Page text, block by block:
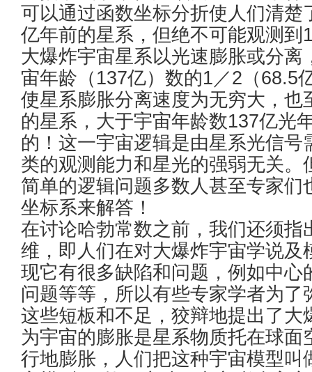
可以通过函数坐标分折使人们清
亿年前的星系，但绝不可能观测
大爆炸宇宙星系以光速膨胀或分
宙年龄（137亿）数的1／2（68.5
使星系膨胀分离速度为无穷大，
的星系，大于宇宙年龄数137亿光
的！这一宇宙逻辑是由星系光信
类的观测能力和星光的强弱无关
简单的逻辑问题多数人甚至专家
坐标系来解答！
在讨论哈勃常数之前，我们还须
维，即人们在对大爆炸宇宙学说
现它有很多缺陷和问题，例如中
问题等等，所以有些专家学者为
这些短板和不足，狡辩地提出了
为宇宙的膨胀是星系物质托在球
行地膨胀，人们把这种宇宙模型叫